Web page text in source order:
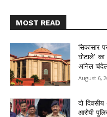
MOST READ
सिकासार
घोटाले’
अनिल
August 6,
दो
आरोपी